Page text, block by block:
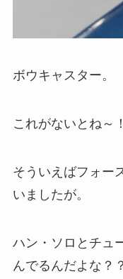
ボウキャスター。
これがないとね～！
そういえばフォー
いましたが。
ハン・ソロとチュ
んでるんだよな？？